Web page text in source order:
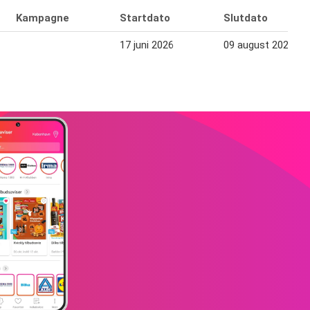
Kampagne Startdato Slutdato
17 juni 2026 09 august 2026